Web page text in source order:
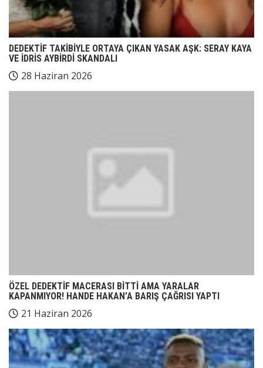
DEDEKTİF TAKİBİYLE ORTAYA ÇIKAN YASAK AŞK: SERAY KAYA
VE İDRİS AYBİRDİ SKANDALI
28 Haziran 2026
ÖZEL DEDEKTİF MACERASI BİTTİ AMA YARALAR
KAPANMIYOR! HANDE HAKAN’A BARIŞ ÇAĞRISI YAPTI
21 Haziran 2026